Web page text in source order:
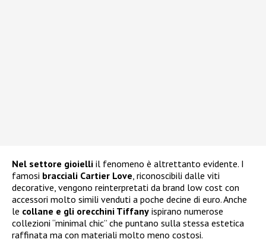
Nel settore gioielli il fenomeno è altrettanto evidente. I
famosi bracciali Cartier Love, riconoscibili dalle viti
decorative, vengono reinterpretati da brand low cost con
accessori molto simili venduti a poche decine di euro. Anche
le collane e gli orecchini Tiffany ispirano numerose
collezioni “minimal chic” che puntano sulla stessa estetica
raffinata ma con materiali molto meno costosi.